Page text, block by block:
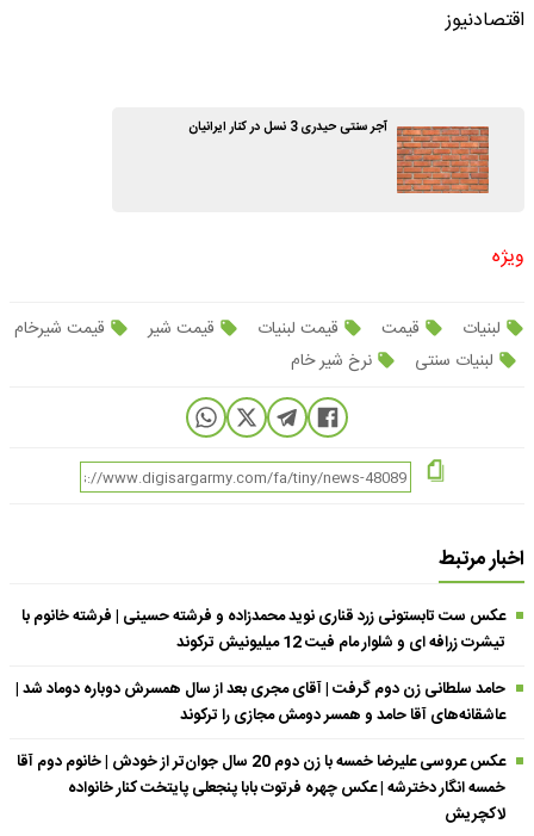
اقتصادنیوز
آجر سنتی حیدری 3 نسل در کنار ایرانیان
ویژه
لبنیات قیمت قیمت لبنیات قیمت شیر
قیمت شیرخام
لبنیات سنتی
نرخ شیر خام
اخبار مرتبط
عکس ست تابستونی زرد قناری نوید محمدزاده و فرشته حسینی | فرشته خانوم با
تیشرت زرافه ای و شلوار مام فیت 12 میلیونیش ترکوند
حامد سلطانی زن دوم گرفت | آقای مجری بعد از سال همسرش دوباره دوماد شد |
عاشقانه‌های آقا حامد و همسر دومش مجازی را ترکوند
عکس عروسی علیرضا خمسه با زن دوم 20 سال جوان‌تر از خودش | خانوم دوم آقا
خمسه انگار دخترشه | عکس چهره فرتوت بابا پنجعلی پایتخت کنار خانواده
لاکچریش